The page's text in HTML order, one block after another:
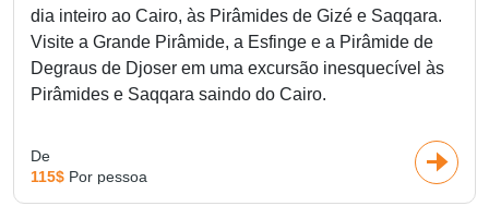
dia inteiro ao Cairo, às Pirâmides de Gizé e Saqqara.
Visite a Grande Pirâmide, a Esfinge e a Pirâmide de
Degraus de Djoser em uma excursão inesquecível às
Pirâmides e Saqqara saindo do Cairo.
De
115$ Por pessoa